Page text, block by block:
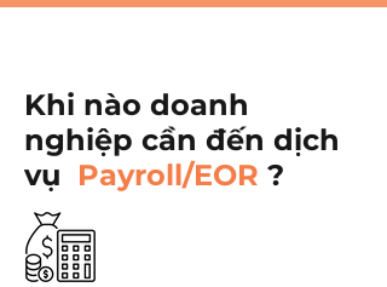
Khi nào doanh
nghiệp cần đến dịch
vụ Payroll/EOR ?